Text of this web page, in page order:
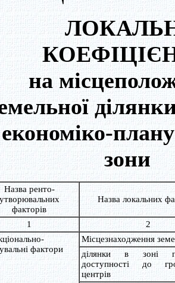
на
економіко-
зони
Назва ренто-
утворювальних
факторів
Назва локальних
1
2
фактори
Місцезнаходження
ділянки в зоні
доступності до
центрів